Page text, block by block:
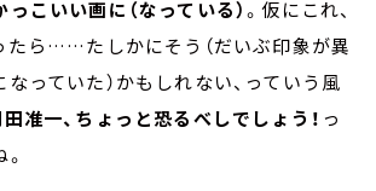
こいい画に（なっている）。仮にこれ、
たら……たしかにそう（だいぶ印象が異
っていた）かもしれない、っていう風
准一、ちょっと恐るべしでしょう！ っ